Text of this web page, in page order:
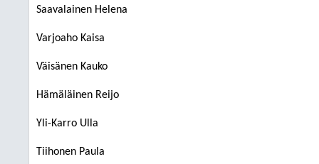
Saavalainen Helena
Varjoaho Kaisa
Väisänen Kauko
Hämäläinen Reijo
Yli-Karro Ulla
Tiihonen Paula